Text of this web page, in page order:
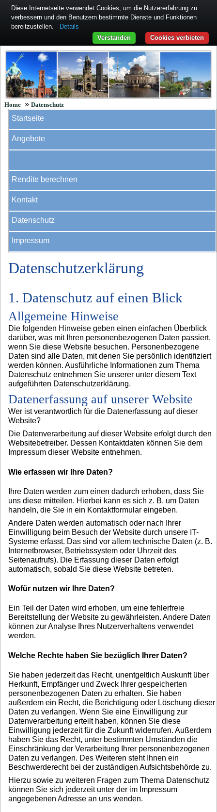
Home » Datenschutz
Startseite
Angebote
Rendite berechnen
Kontakt
Datenschutz
Impressum
Datenschutzerklärung
1. Datenschutz auf einen Blick
Allgemeine Hinweise
Die folgenden Hinweise geben einen einfachen Überblick
darüber, was mit Ihren personenbezogenen Daten passiert,
wenn Sie diese Website besuchen. Personenbezogene
Daten sind alle Daten, mit denen Sie persönlich identifiziert
werden können. Ausführliche Informationen zum Thema
Datenschutz entnehmen Sie unserer unter diesem Text
aufgeführten Datenschutzerklärung.
Datenerfassung auf unserer Website
Wer ist verantwortlich für die Datenerfassung auf dieser
Website?
Die Datenverarbeitung auf dieser Website erfolgt durch den
Websitebetreiber. Dessen Kontaktdaten können Sie dem
Impressum dieser Website entnehmen.
Wie erfassen wir Ihre Daten?
Ihre Daten werden zum einen dadurch erhoben, dass Sie
uns diese mitteilen. Hierbei kann es sich z. B. um Daten
handeln, die Sie in ein Kontaktformular eingeben.
Andere Daten werden automatisch oder nach Ihrer
Einwilligung beim Besuch der Website durch unsere IT-
Systeme erfasst. Das sind vor allem technische Daten (z. B.
Internetbrowser, Betriebssystem oder Uhrzeit des
Seitenaufrufs). Die Erfassung dieser Daten erfolgt
automatisch, sobald Sie diese Website betreten.
Wofür nutzen wir Ihre Daten?
Ein Teil der Daten wird erhoben, um eine fehlerfreie
Bereitstellung der Website zu gewährleisten. Andere Daten
können zur Analyse Ihres Nutzerverhaltens verwendet
werden.
Welche Rechte haben Sie bezüglich Ihrer Daten?
Sie haben jederzeit das Recht, unentgeltlich Auskunft über
Herkunft, Empfänger und Zweck Ihrer gespeicherten
personenbezogenen Daten zu erhalten. Sie haben
außerdem ein Recht, die Berichtigung oder Löschung dieser
Daten zu verlangen. Wenn Sie eine Einwilligung zur
Datenverarbeitung erteilt haben, können Sie diese
Einwilligung jederzeit für die Zukunft widerrufen. Außerdem
haben Sie das Recht, unter bestimmten Umständen die
Einschränkung der Verarbeitung Ihrer personenbezogenen
Daten zu verlangen. Des Weiteren steht Ihnen ein
Beschwerderecht bei der zuständigen Aufsichtsbehörde zu.
Hierzu sowie zu weiteren Fragen zum Thema Datenschutz
können Sie sich jederzeit unter der im Impressum
angegebenen Adresse an uns wenden.
Diese Internetseite verwendet Cookies, um die Nutzererfahrung zu
verbessern und den Benutzern bestimmte Dienste und Funktionen
bereitzustellen.
Details
Cookies verbieten
Verstanden